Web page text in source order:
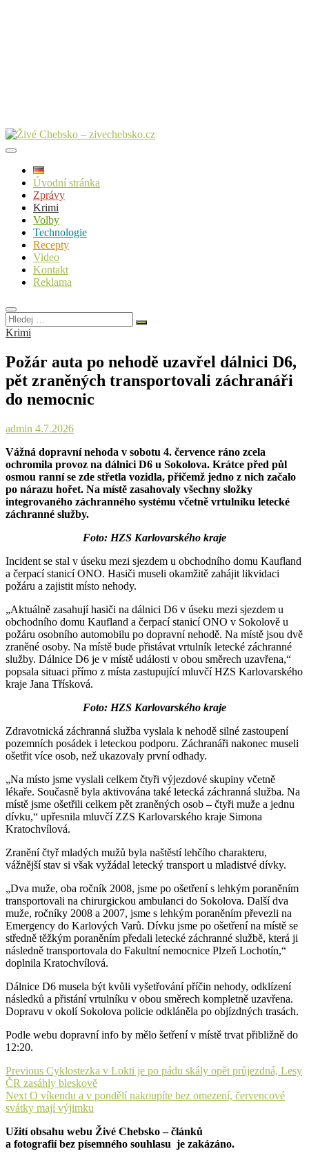
Úvodní stránka
Zprávy
Krimi
Volby
Technologie
Recepty
Video
Kontakt
Reklama
Hledej
…
Krimi
Požár auta po nehodě uzavřel dálnici D6,
pět zraněných transportovali záchranáři
do nemocnic
admin 4.7.2026
Vážná dopravní nehoda v sobotu 4. července ráno zcela
ochromila provoz na dálnici D6 u Sokolova. Krátce před půl
osmou ranní se zde střetla vozidla, přičemž jedno z nich začalo
po nárazu hořet. Na místě zasahovaly všechny složky
integrovaného záchranného systému včetně vrtulníku letecké
záchranné služby.
Foto: HZS Karlovarského kraje
Incident se stal v úseku mezi sjezdem u obchodního domu Kaufland
a čerpací stanicí ONO. Hasiči museli okamžitě zahájit likvidaci
požáru a zajistit místo nehody.
„Aktuálně zasahují hasiči na dálnici D6 v úseku mezi sjezdem u
obchodního domu Kaufland a čerpací stanicí ONO v Sokolově u
požáru osobního automobilu po dopravní nehodě. Na místě jsou dvě
zraněné osoby. Na místě bude přistávat vrtulník letecké záchranné
služby. Dálnice D6 je v místě události v obou směrech uzavřena,“
popsala situaci přímo z místa zastupující mluvčí HZS Karlovarského
kraje Jana Třísková.
Foto: HZS Karlovarského kraje
Zdravotnická záchranná služba vyslala k nehodě silné zastoupení
pozemních posádek i leteckou podporu. Záchranáři nakonec museli
ošetřit více osob, než ukazovaly první odhady.
„Na místo jsme vyslali celkem čtyři výjezdové skupiny včetně
lékaře. Současně byla aktivována také letecká záchranná služba. Na
místě jsme ošetřili celkem pět zraněných osob – čtyři muže a jednu
dívku,“ upřesnila mluvčí ZZS Karlovarského kraje Simona
Kratochvílová.
Zranění čtyř mladých mužů byla naštěstí lehčího charakteru,
vážnější stav si však vyžádal letecký transport u mladistvé dívky.
„Dva muže, oba ročník 2008, jsme po ošetření s lehkým poraněním
transportovali na chirurgickou ambulanci do Sokolova. Další dva
muže, ročníky 2008 a 2007, jsme s lehkým poraněním převezli na
Emergency do Karlových Varů. Dívku jsme po ošetření na místě se
středně těžkým poraněním předali letecké záchranné službě, která ji
následně transportovala do Fakultní nemocnice Plzeň Lochotín,“
doplnila Kratochvílová.
Dálnice D6 musela být kvůli vyšetřování příčin nehody, odklízení
následků a přistání vrtulníku v obou směrech kompletně uzavřena.
Dopravu v okolí Sokolova policie odkláněla po objízdných trasách.
Podle webu dopravní info by mělo šetření v místě trvat přibližně do
12:20.
Navigace
pro
příspěvek
Previous Previous
post:
Cyklostezka v Lokti je po pádu skály opět průjezdná, Lesy
ČR zasáhly bleskově
Next Next
post:
O víkendu a v pondělí nakoupíte bez omezení, červencové
svátky mají výjimku
Užití obsahu webu Živé Chebsko – článků
a fotografií bez písemného souhlasu je zakázáno.